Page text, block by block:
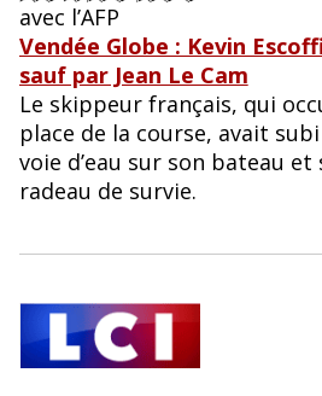
avec l’AFP
Vendée Globe : Kevin
sauf par Jean Le Cam
Le skippeur français, qui
place de la course, avait
voie d’eau sur son bateau
radeau de survie.